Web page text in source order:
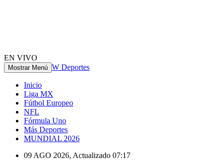
EN VIVO
Mostrar Menú W Deportes
Inicio
Liga MX
Fútbol Europeo
NFL
Fórmula Uno
Más Deportes
MUNDIAL 2026
09 AGO 2026, Actualizado 07:17